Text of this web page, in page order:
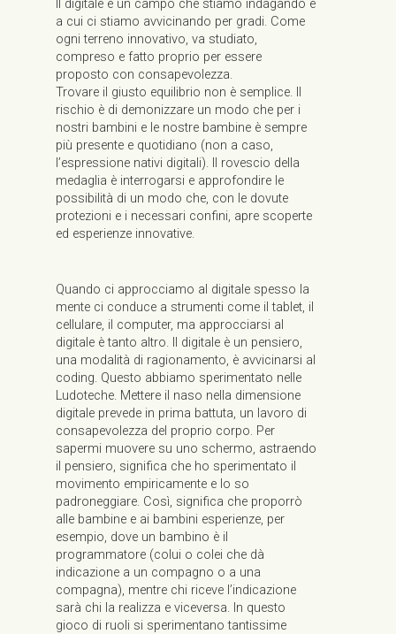
Il digitale è un campo che stiamo indagando e
a cui ci stiamo avvicinando per gradi. Come
ogni terreno innovativo, va studiato,
compreso e fatto proprio per essere
proposto con consapevolezza.
Trovare il giusto equilibrio non è semplice. Il
rischio è di demonizzare un modo che per i
nostri bambini e le nostre bambine è sempre
più presente e quotidiano (non a caso,
l’espressione nativi digitali). Il rovescio della
medaglia è interrogarsi e approfondire le
possibilità di un modo che, con le dovute
protezioni e i necessari confini, apre scoperte
ed esperienze innovative.
Quando ci approcciamo al digitale spesso la
mente ci conduce a strumenti come il tablet, il
cellulare, il computer, ma approcciarsi al
digitale è tanto altro. Il digitale è un pensiero,
una modalità di ragionamento, è avvicinarsi al
coding. Questo abbiamo sperimentato nelle
Ludoteche. Mettere il naso nella dimensione
digitale prevede in prima battuta, un lavoro di
consapevolezza del proprio corpo. Per
sapermi muovere su uno schermo, astraendo
il pensiero, significa che ho sperimentato il
movimento empiricamente e lo so
padroneggiare. Così, significa che proporrò
alle bambine e ai bambini esperienze, per
esempio, dove un bambino è il
programmatore (colui o colei che dà
indicazione a un compagno o a una
compagna), mentre chi riceve l’indicazione
sarà chi la realizza e viceversa. In questo
gioco di ruoli si sperimentano tantissime